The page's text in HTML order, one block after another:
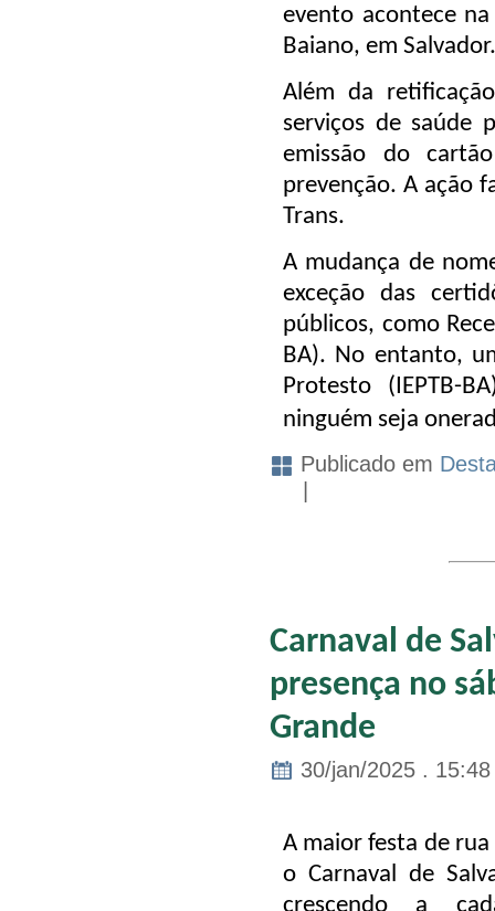
evento acontece
Baiano, em Salvador.
Além da
serviços de saúde
emissão do
prevenção. A ação
Trans.
A mudança de
exceção das
públicos, como
BA). No entanto,
Protesto (IEPTB-
ninguém seja
Publicado em
Carnaval de
presença no
Grande
30/jan/2025 . 15:48
A maior festa de
o Carnaval de